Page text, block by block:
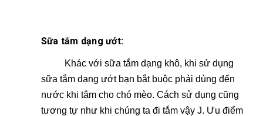
Sữa tắm dạng ướt:
Khác với sữa tắm dạng khô, khi sử dụng
sữa tắm dạng ướt bạn bắt buộc phải dùng đến
nước khi tắm cho chó mèo. Cách sử dụng cũng
tương tự như khi chúng ta đi tắm vậy J. Ưu điểm